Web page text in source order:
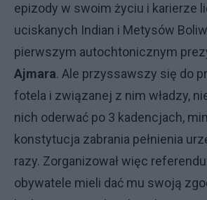
epizody w swoim życiu i karierze
uciskanych Indian i Metysów
pierwszym autochtonicznym
Ajmara. Ale przyssawszy się do
fotela i związanej z nim władzy,
nich oderwać po 3 kadencjach,
konstytucja zabrania pełnienia
razy. Zorganizował więc
obywatele mieli dać mu swoją